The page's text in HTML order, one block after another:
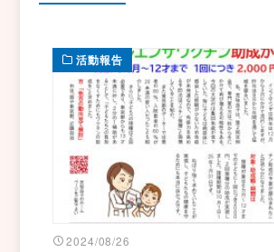
活動報告
2024/08/26